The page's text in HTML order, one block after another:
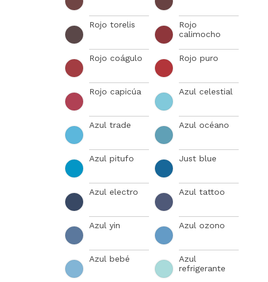
Rojo torelis
Rojo
calimocho
Rojo coágulo Rojo puro
Rojo capicúa Azul celestial
Azul trade Azul océano
Azul pitufo Just blue
Azul electro Azul tattoo
Azul yin Azul ozono
Azul bebé
Azul
refrigerante